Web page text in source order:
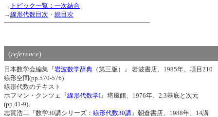
→ トピック一覧：一次結合
→線形代数目次 ・ 総目次
(reference)
日本数学会編集『岩波数学辞典 （第三版）』 岩波書店、1985年、項目210
線形空間(pp.570-576)
線形代数のテキスト
ホフマン・クンツェ『線形代数学I 』培風館、1976年、2.3基底と次元
(pp.41-9)。
志賀浩二『数学30講シリーズ： 線形代数30講 』朝倉書店、1988年、14講